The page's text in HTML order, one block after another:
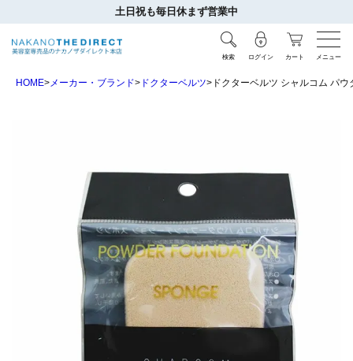
土日祝も毎日休まず営業中
検索 ログイン カート メニュー
HOME メーカー・ブランド ドクターベルツ ドクターベルツ シャルコム パ